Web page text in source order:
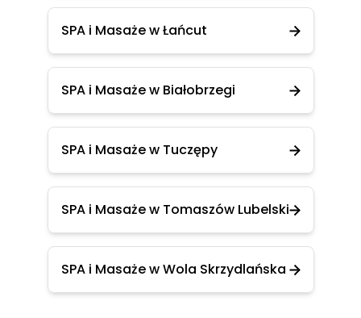
SPA i Masaże w Łańcut
SPA i Masaże w Białobrzegi
SPA i Masaże w Tuczępy
SPA i Masaże w Tomaszów Lubelski
SPA i Masaże w Wola Skrzydlańska